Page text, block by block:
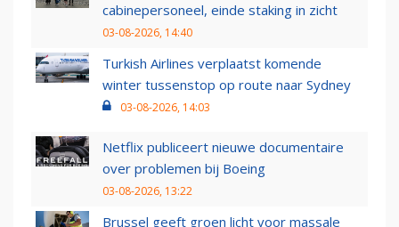
cabinepersoneel, einde staking in zicht
03-08-2026, 14:40
Turkish Airlines verplaatst komende
winter tussenstop op route naar Sydney
03-08-2026, 14:03
Netflix publiceert nieuwe documentaire
over problemen bij Boeing
03-08-2026, 13:22
Brussel geeft groen licht voor massale